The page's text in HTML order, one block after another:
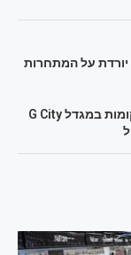
קופ"ח לאומית עוזבת את תל אביב: רכשה 6 קומות במגדל G City